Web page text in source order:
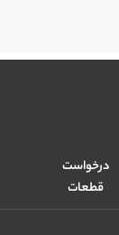
درخواست
قطعات